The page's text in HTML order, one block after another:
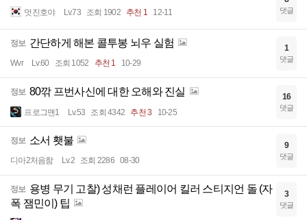
멋진호야 Lv.73 조회 1902 추천 1 12-11 댓글
정보 간단하게 해본 콜투봉 뇌우 실험
Wvr Lv.60 조회 1052 추천 1 10-29
1
댓글
정보 80깎 프번사신에 대한 오해와 진실
프로그맨1 Lv.53 조회 4342 추천 3 10-25
16
댓글
정보 소서 횃불
디아2처음함 Lv.2 조회 2286 08-30
9
댓글
정보 용병 무기 고찰) 성채런 플레이어 킬러 스티지언 돌 (자
폭 잼민이) 팁
3
댓글